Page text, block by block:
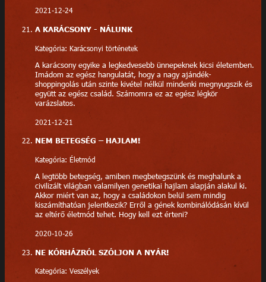
2021-12-24
A KARÁCSONY - NÁLUNK
Kategória: Karácsonyi történetek
A karácsony egyike a legkedvesebb ünnepeknek kicsi életemben.
Imádom az egész hangulatát, hogy a nagy ajándék-
shoppingolás után szinte kivétel nélkül mindenki megnyugszik és
együtt az egész család. Számomra ez az egész légkör
varázslatos.
2021-12-21
NEM BETEGSÉG – HAJLAM!
Kategória: Életmód
A legtöbb betegség, amiben megbetegszünk és meghalunk a
civilizált világban valamilyen genetikai hajlam alapján alakul ki.
Akkor miért van az, hogy a családokon belül sem mindig
kiszámíthatóan jelentkezik? Erről a gének kombinálódásán kívül
az eltérő életmód tehet. Hogy kell ezt érteni?
2020-10-26
NE KÓRHÁZRÓL SZÓLJON A NYÁR!
Kategória: Veszélyek